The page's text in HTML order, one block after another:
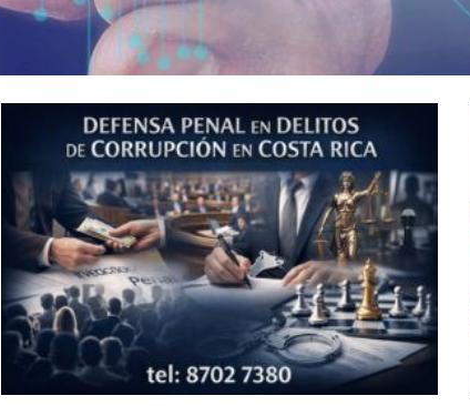
PagePagePagePagePage